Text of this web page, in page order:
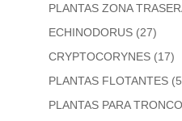
PLANTAS ZONA
ECHINODORUS (27)
CRYPTOCORYNES (17)
PLANTAS FLOTANTES
PLANTAS PARA TRONCO